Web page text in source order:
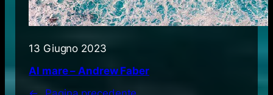
13 Giugno 2023
Al mare – Andrew Faber